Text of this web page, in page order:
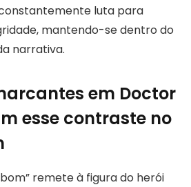
luta para
mantendo-se dentro do
narrativa.
em Doctor
esse contraste no
remete à figura do herói